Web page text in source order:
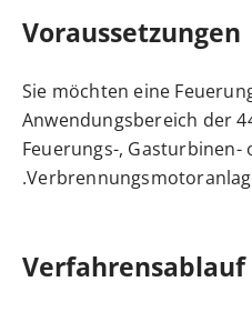
Voraussetzungen
Sie möchten eine
Anwendungsbereich der
Feuerungs-, Gasturbinen-
Verfahrensablauf